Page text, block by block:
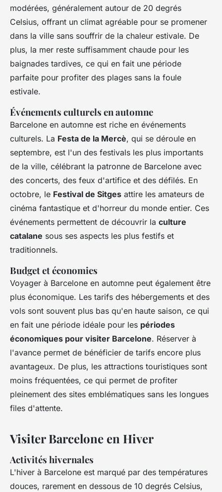
modérées, généralement autour de 20 degrés
Celsius, offrant un climat agréable pour se promener
dans la ville sans souffrir de la chaleur estivale. De
plus, la mer reste suffisamment chaude pour les
baignades tardives, ce qui en fait une période
parfaite pour profiter des plages sans la foule
estivale.
Événements culturels en automne
Barcelone en automne est riche en événements
culturels. La Festa de la Mercè, qui se déroule en
septembre, est l'un des festivals les plus importants
de la ville, célébrant la patronne de Barcelone avec
des concerts, des feux d'artifice et des défilés. En
octobre, le Festival de Sitges attire les amateurs de
cinéma fantastique et d'horreur du monde entier. Ces
événements permettent de découvrir la culture
catalane sous ses aspects les plus festifs et
traditionnels.
Budget et économies
Voyager à Barcelone en automne peut également être
plus économique. Les tarifs des hébergements et des
vols sont souvent plus bas qu'en haute saison, ce qui
en fait une période idéale pour les périodes
économiques pour visiter Barcelone. Réserver à
l'avance permet de bénéficier de tarifs encore plus
avantageux. De plus, les attractions touristiques sont
moins fréquentées, ce qui permet de profiter
pleinement des sites emblématiques sans les longues
files d'attente.
Visiter Barcelone en Hiver
Activités hivernales
L'hiver à Barcelone est marqué par des températures
douces, rarement en dessous de 10 degrés Celsius,